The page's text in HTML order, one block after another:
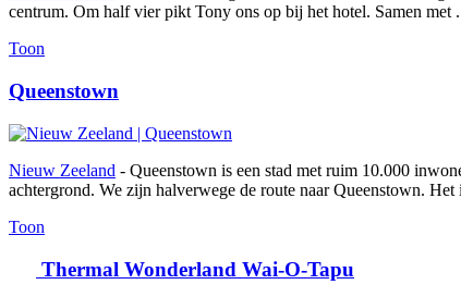
centrum. Om half vier pikt Tony ons op bij het hotel. Samen met
Toon
Queenstown
Nieuw Zeeland - Queenstown is een stad met ruim 10.000
achtergrond. We zijn halverwege de route naar Queenstown. Het
Toon
Thermal Wonderland Wai-O-Tapu